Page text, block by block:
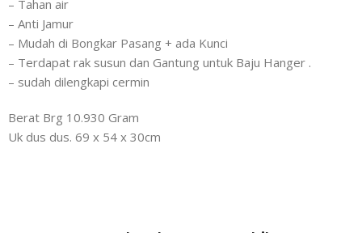
– Tahan air
– Anti Jamur
– Mudah di Bongkar Pasang + ada Kunci
– Terdapat rak susun dan Gantung untuk Baju Hanger .
– sudah dilengkapi cermin
Berat Brg 10.930 Gram
Uk dus dus. 69 x 54 x 30cm